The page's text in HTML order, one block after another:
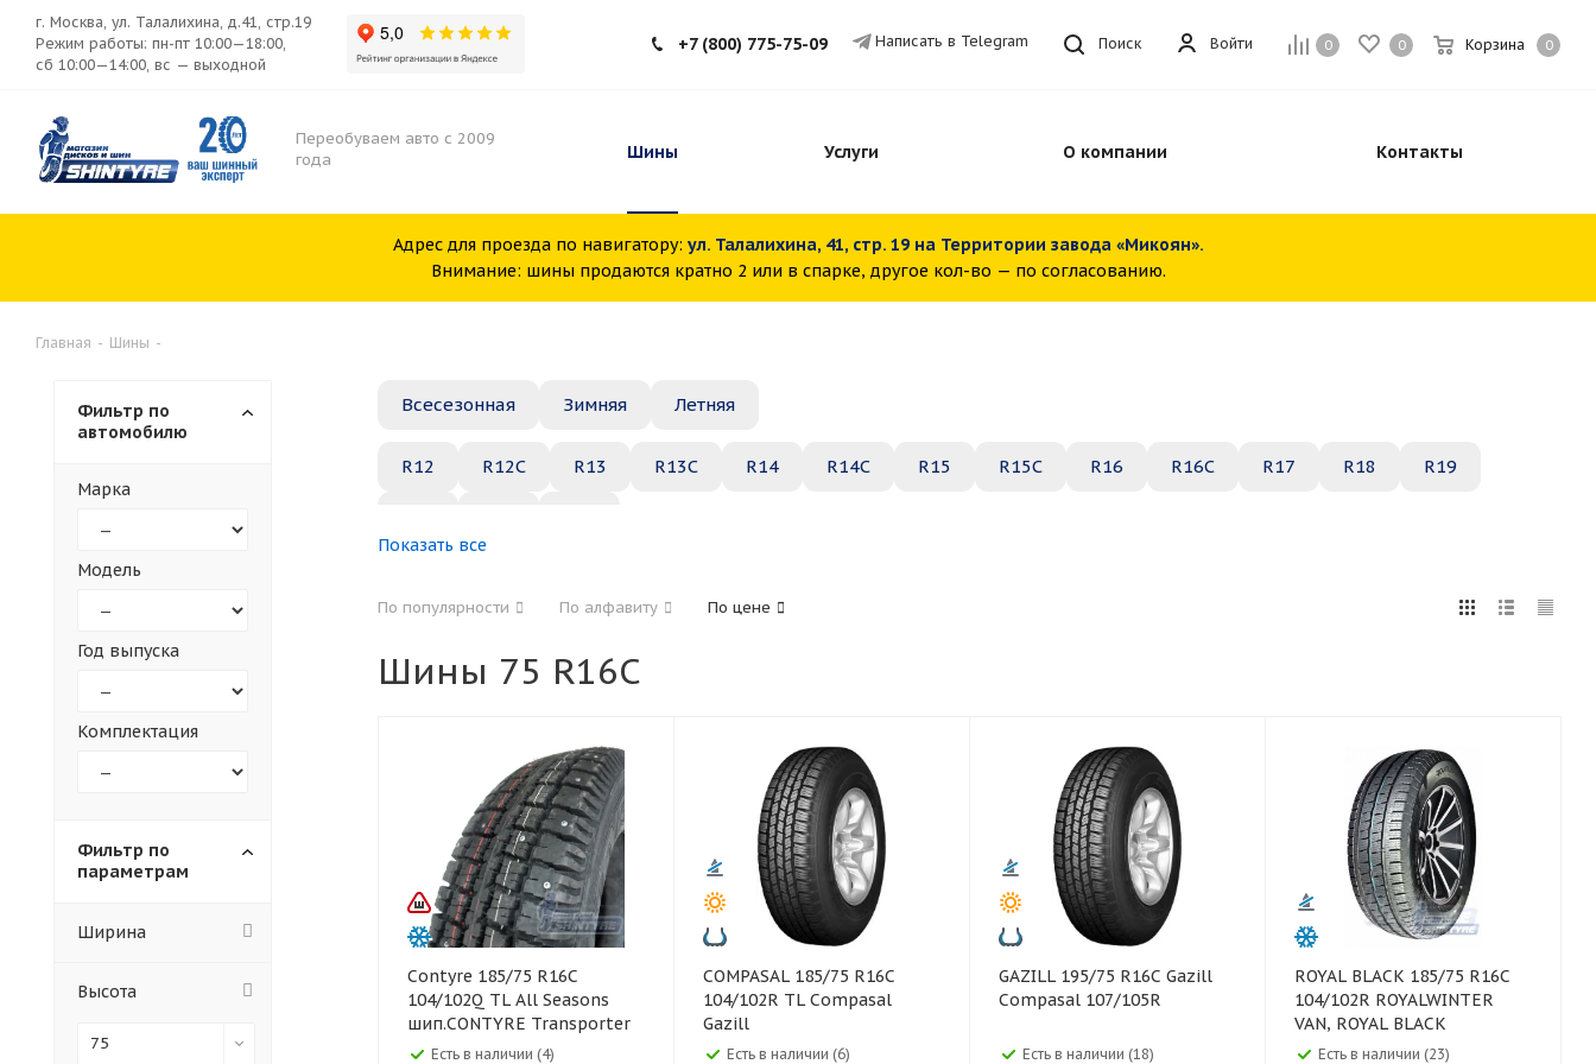
0 0 Корзина 0
Войти
г. Москва, ул. Талалихина, д.41, стр.19
Режим работы: пн-пт 10:00—18:00,
сб 10:00—14:00, вс — выходной
Поиск
+7 (800) 775-75-09 Написать в Telegram
Переобуваем авто с 2009
года
Шины Услуги О компании Контакты
Адрес для проезда по навигатору: ул. Талалихина, 41, стр. 19 на Территории завода «Микоян».
Внимание: шины продаются кратно 2 или в спарке, другое кол-во — по согласованию.
Главная - Шины -
Всесезонная Зимняя Летняя
R12 R12C R13 R13C R14 R14C R15 R15C R16 R16C R17 R18 R19
30 35 40 45
Показать все
По популярности По алфавиту По цене
Шины 75 R16C
Contyre 185/75 R16C
104/102Q TL All Seasons
шип.CONTYRE Transporter
Есть в наличии (4)
COMPASAL 185/75 R16C
104/102R TL Compasal
Gazill
Есть в наличии (6)
GAZILL 195/75 R16C Gazill
Compasal 107/105R
Есть в наличии (18)
ROYAL BLACK 185/75 R16C
104/102R ROYALWINTER
VAN, ROYAL BLACK
Есть в наличии (23)
Фильтр по
автомобилю
Марка
Модель
Год выпуска
Комплектация
Фильтр по
параметрам
Ширина
Высота
75